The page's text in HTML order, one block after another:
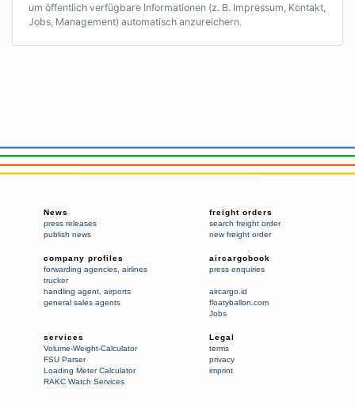
um öffentlich verfügbare Informationen (z. B. Impressum, Kontakt,
Jobs, Management) automatisch anzureichern.
News
press releases
publish news
freight orders
search freight order
new freight order
company profiles
forwarding agencies airlines
trucker
handling agent airports
general sales agents
aircargobook
press enquiries
aircargo.id
floatyballon.com
Jobs
services
Volume-Weight-Calculator
FSU Parser
Loading Meter Calculator
RAKC Watch Services
Legal
terms
privacy
imprint